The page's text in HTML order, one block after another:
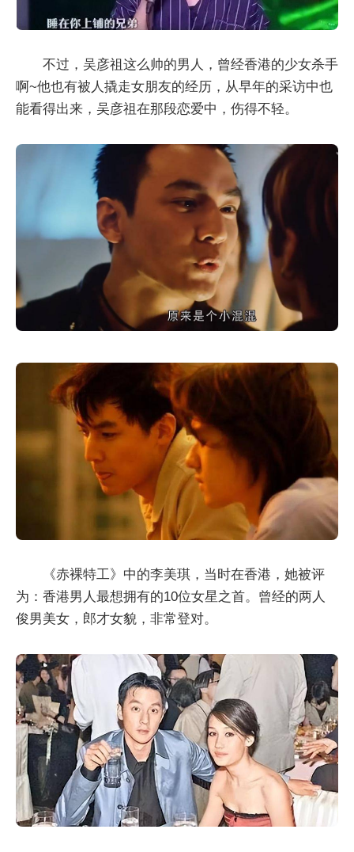
不过，吴彦祖这么帅的男人，曾经香港的少女杀手
啊~他也有被人撬走女朋友的经历，从早年的采访中也
能看得出来，吴彦祖在那段恋爱中，伤得不轻。
《赤裸特工》中的李美琪，当时在香港，她被评
为：香港男人最想拥有的10位女星之首。曾经的两人
俊男美女，郎才女貌，非常登对。